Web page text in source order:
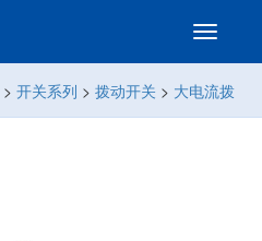
> 开关系列 > 拨动开关 > 大电流拨